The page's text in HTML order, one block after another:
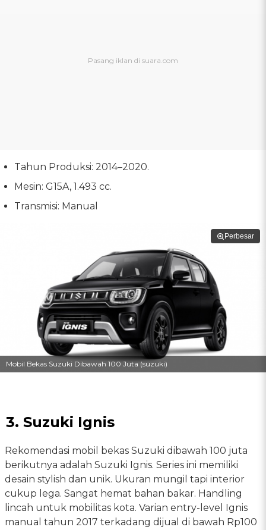
Tahun Produksi: 2014–2020.
Mesin: G15A, 1.493 cc.
Transmisi: Manual
Perbesar
Mobil Bekas Suzuki Dibawah 100 Juta (suzuki)
3. Suzuki Ignis
Rekomendasi mobil bekas Suzuki dibawah 100 juta
berikutnya adalah Suzuki Ignis. Series ini memiliki
desain stylish dan unik. Ukuran mungil tapi interior
cukup lega. Sangat hemat bahan bakar. Handling
lincah untuk mobilitas kota. Varian entry-level Ignis
manual tahun 2017 terkadang dijual di bawah Rp100